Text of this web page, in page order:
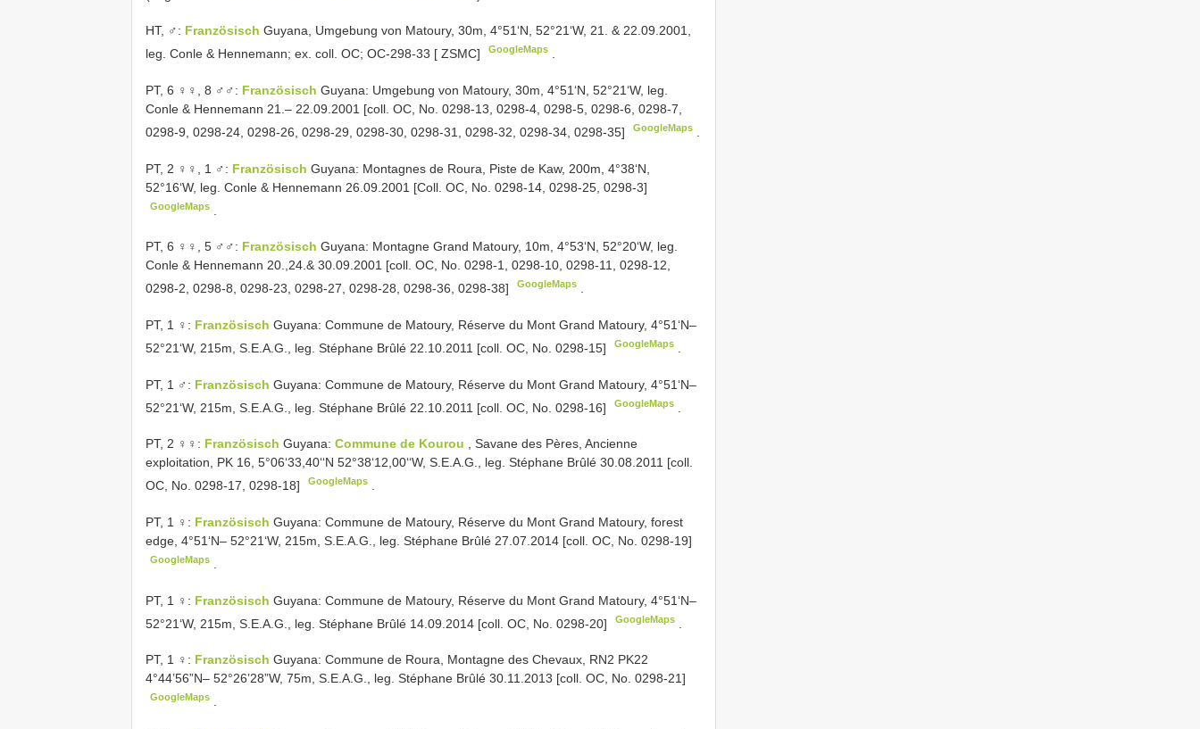
HT, ♂: Französisch Guyana, Umgebung von Matoury, 30m, 4°51‘N, 52°21‘W, 21. & 22.09.2001,
leg. Conle & Hennemann; ex. coll. OC; OC-298-33 [ ZSMC] GoogleMaps
PT, 6 ♀♀, 8 ♂♂: Französisch Guyana: Umgebung von Matoury, 30m, 4°51‘N, 52°21‘W, leg.
Conle & Hennemann 21.– 22.09.2001 [coll. OC, No. 0298-13, 0298-4, 0298-5, 0298-6, 0298-7,
0298-9, 0298-24, 0298-26, 0298-29, 0298-30, 0298-31, 0298-32, 0298-34, 0298-35]
GoogleMaps
PT, 2 ♀♀, 1 ♂: Französisch Guyana: Montagnes de Roura, Piste de Kaw, 200m, 4°38‘N,
52°16‘W, leg. Conle & Hennemann 26.09.2001 [Coll. OC, No. 0298-14, 0298-25, 0298-3]
GoogleMaps
PT, 6 ♀♀, 5 ♂♂: Französisch Guyana: Montagne Grand Matoury, 10m, 4°53‘N, 52°20‘W, leg.
Conle & Hennemann 20.,24.& 30.09.2001 [coll. OC, No. 0298-1, 0298-10, 0298-11, 0298-12,
0298-2, 0298-8, 0298-23, 0298-27, 0298-28, 0298-36, 0298-38]
GoogleMaps
PT, 1 ♀: Französisch Guyana: Commune de Matoury, Réserve du Mont Grand Matoury, 4°51‘N–
52°21‘W, 215m, S.E.A.G., leg. Stéphane Brûlé 22.10.2011 [coll. OC, No. 0298-15]
GoogleMaps
PT, 1 ♂: Französisch Guyana: Commune de Matoury, Réserve du Mont Grand Matoury, 4°51‘N–
52°21‘W, 215m, S.E.A.G., leg. Stéphane Brûlé 22.10.2011 [coll. OC, No. 0298-16]
GoogleMaps
PT, 2 ♀♀: Französisch Guyana: Commune de Kourou , Savane des Pères, Ancienne
exploitation, PK 16, 5°06‘33,40‘‘N 52°38‘12,00‘‘W, S.E.A.G., leg. Stéphane Brûlé 30.08.2011 [coll.
OC, No. 0298-17, 0298-18]
GoogleMaps
PT, 1 ♀: Französisch Guyana: Commune de Matoury, Réserve du Mont Grand Matoury, forest
edge, 4°51‘N– 52°21‘W, 215m, S.E.A.G., leg. Stéphane Brûlé 27.07.2014 [coll. OC, No. 0298-19]
GoogleMaps
PT, 1 ♀: Französisch Guyana: Commune de Matoury, Réserve du Mont Grand Matoury, 4°51‘N–
52°21‘W, 215m, S.E.A.G., leg. Stéphane Brûlé 14.09.2014 [coll. OC, No. 0298-20]
GoogleMaps
PT, 1 ♀: Französisch Guyana: Commune de Roura, Montagne des Chevaux, RN2 PK22
4°44’56”N– 52°26’28”W, 75m, S.E.A.G., leg. Stéphane Brûlé 30.11.2013 [coll. OC, No. 0298-21]
GoogleMaps